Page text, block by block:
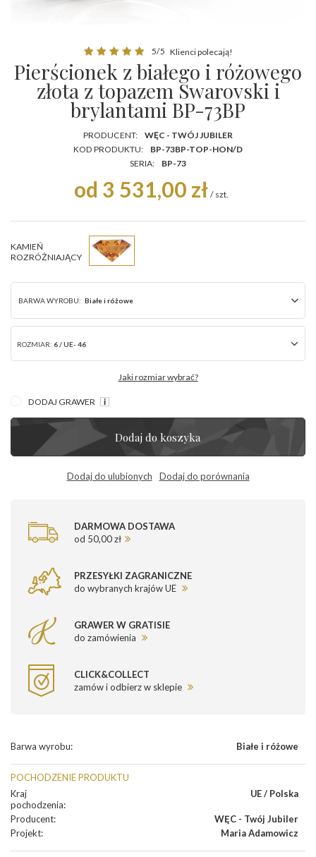
5/5 Klienci polecają!
Pierścionek z białego i różowego
złota z topazem Swarovski i
brylantami BP-73BP
PRODUCENT:
WĘC - TWÓJ JUBILER
KOD PRODUKTU:
BP-73BP-TOP-HON/D
SERIA:
BP-73
od 3 531,00 zł / szt.
KAMIEŃ
ROZRÓŻNIAJĄCY
BARWA WYROBU: Białe i różowe
ROZMIAR: 6 / UE- 46
Jaki rozmiar wybrać?
DODAJ GRAWER
Dodaj do koszyka
Dodaj do ulubionych Dodaj do porównania
DARMOWA DOSTAWA
od 50,00 zł
PRZESYŁKI ZAGRANICZNE
do wybranych krajów UE
GRAWER W GRATISIE
do zamówienia
CLICK&COLLECT
zamów i odbierz w sklepie
Barwa wyrobu: Białe i różowe
POCHODZENIE PRODUKTU
Kraj
pochodzenia:
UE / Polska
Producent:
WĘC - Twój Jubiler
Projekt: Maria Adamowicz